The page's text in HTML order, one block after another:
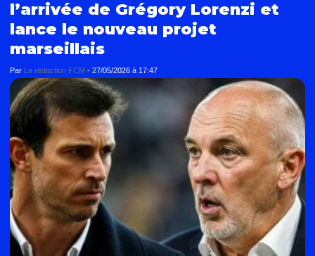
l’arrivée de Grégory Lorenzi et
lance le nouveau projet
marseillais
Par La rédaction FCM - 27/05/2026 à 17:47